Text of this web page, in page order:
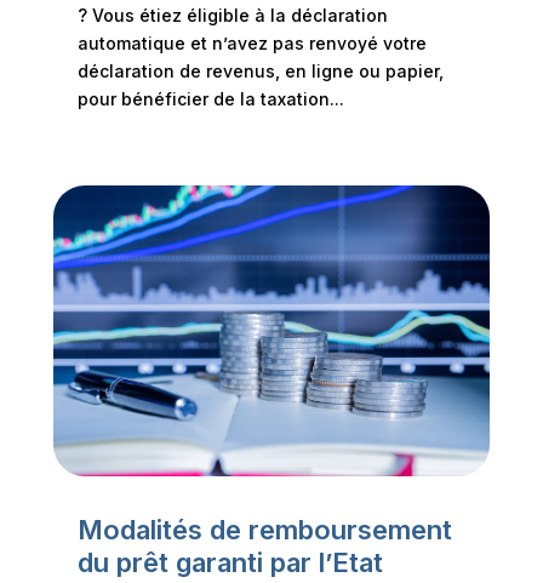
? Vous étiez éligible à la déclaration
automatique et n’avez pas renvoyé votre
déclaration de revenus, en ligne ou papier,
pour bénéficier de la taxation...
Modalités de remboursement
du prêt garanti par l’Etat